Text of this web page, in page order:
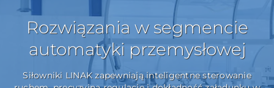
Rozwiązania w segmencie
automatyki przemysłowej
Siłowniki LINAK zapewniają inteligentne sterowanie